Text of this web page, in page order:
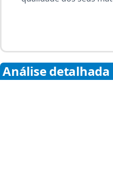
Análise detalhada